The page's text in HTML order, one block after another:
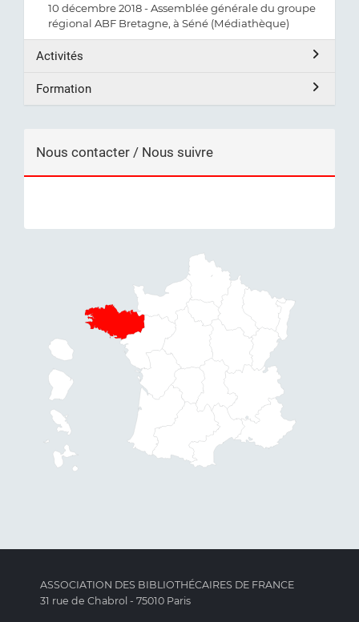
10 décembre 2018 - Assemblée générale du groupe
régional ABF Bretagne, à Séné (Médiathèque)
Activités
Formation
Nous contacter / Nous suivre
ASSOCIATION DES BIBLIOTHÉCAIRES DE FRANCE
31 rue de Chabrol - 75010 Paris